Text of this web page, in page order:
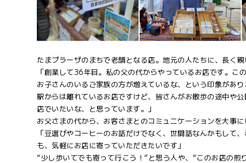
たまプラーザのまちで老舗となる店。地元の人たちに、長く
「創業して36年目。私の父の代からやっているお店です。
お子さんのいるご家族の方が増えているな、という印象があり
駅からは離れているお店ですけど、皆さんがお散歩の途中や
店でいたいな、と思っています。」
お父さまの代から、お客さまとのコミュニケーションを大事
「豆選びやコーヒーのお話だけでなく、世間話なんかもして
も、気軽にお店に寄っていただきたいです」
“少し歩いてでも寄って行こう！”と思う人や、“このお店の